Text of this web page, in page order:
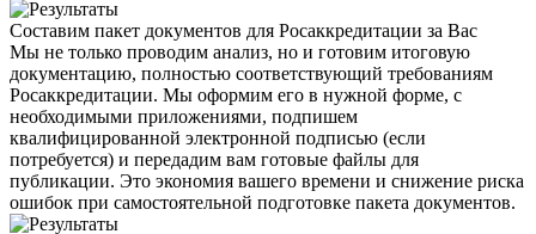
Составим пакет документов для Росаккредитации за Вас
Мы не только проводим анализ, но и готовим итоговую
документацию, полностью соответствующий требованиям
Росаккредитации. Мы оформим его в нужной форме, с
необходимыми приложениями, подпишем
квалифицированной электронной подписью (если
потребуется) и передадим вам готовые файлы для
публикации. Это экономия вашего времени и снижение риска
ошибок при самостоятельной подготовке пакета документов.